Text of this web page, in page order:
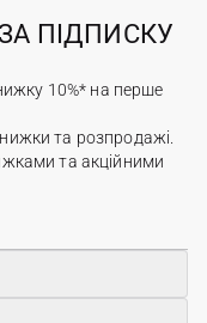
ПІДПИСКУ
10%* на перше
та розпродажі.
та акційними